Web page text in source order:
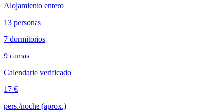
Alojamiento entero
13 personas
7 dormitorios
9 camas
Calendario verificado
17 €
pers./noche (aprox.)